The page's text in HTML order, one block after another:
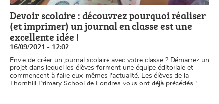
Devoir scolaire : découvrez pourquoi réaliser
(et imprimer) un journal en classe est une
excellente idée !
16/09/2021 - 12:02
Envie de créer un journal scolaire avec votre classe ? Démarrez un
projet dans lequel les élèves forment une équipe éditoriale et
commencent à faire eux-mêmes l'actualité. Les élèves de la
Thornhill Primary School de Londres vous ont déjà précédés !